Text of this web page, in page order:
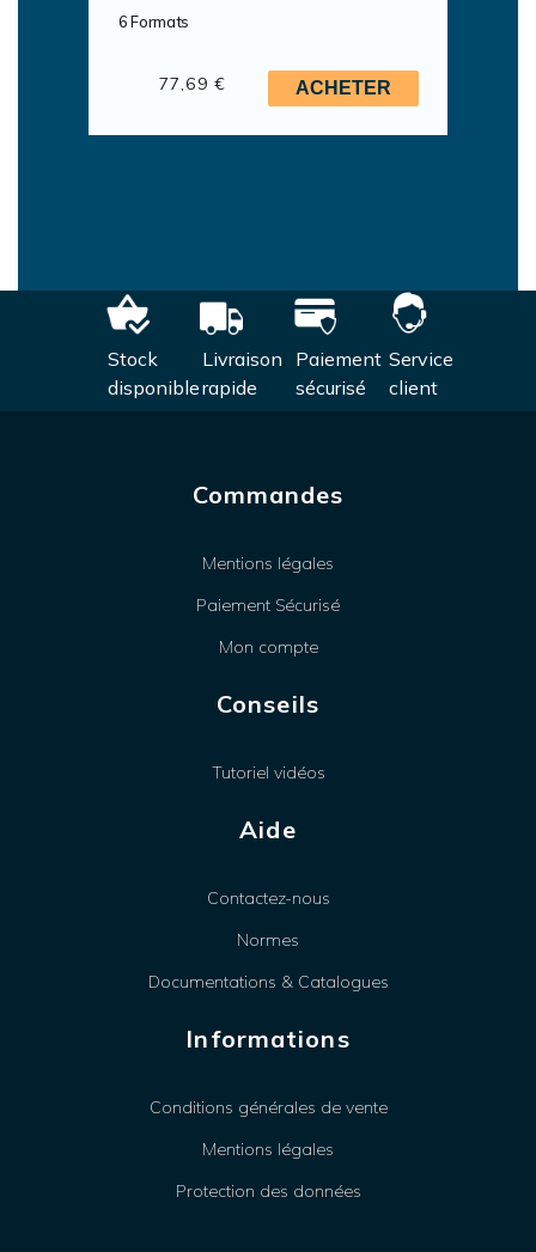
6 Formats
77,69 € ACHETER
Stock
disponible
Livraison
rapide
Paiement
sécurisé
Service
client
Commandes
Mentions légales
Paiement Sécurisé
Mon compte
Conseils
Tutoriel vidéos
Aide
Contactez-nous
Normes
Documentations & Catalogues
Informations
Conditions générales de vente
Mentions légales
Protection des données